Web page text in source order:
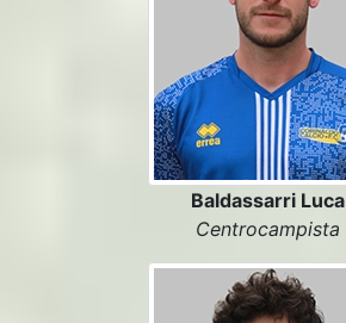
Baldassarri Luca
Centrocampista